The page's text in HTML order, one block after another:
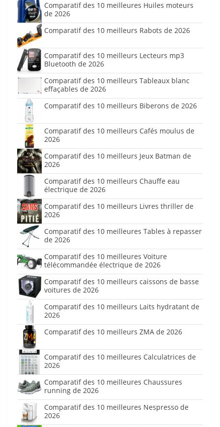
Comparatif des 10 meilleures Huiles moteurs
de 2026
Comparatif des 10 meilleurs Rabots de 2026
Comparatif des 10 meilleurs Lecteurs mp3
Bluetooth de 2026
Comparatif des 10 meilleurs Tableaux blanc
effaçables de 2026
Comparatif des 10 meilleurs Biberons de 2026
Comparatif des 10 meilleurs Cafés moulus de
2026
Comparatif des 10 meilleurs Jeux Batman de
2026
Comparatif des 10 meilleurs Chauffe eau
électrique de 2026
Comparatif des 10 meilleurs Livres thriller de
2026
Comparatif des 10 meilleures Tables à repasser
de 2026
Comparatif des 10 meilleures Voiture
télécommandée électrique de 2026
Comparatif des 10 meilleurs caissons de basse
voitures de 2026
Comparatif des 10 meilleurs Laits hydratant de
2026
Comparatif des 10 meilleurs ZMA de 2026
Comparatif des 10 meilleures Calculatrices de
2026
Comparatif des 10 meilleures Chaussures
running de 2026
Comparatif des 10 meilleures Nespresso de
2026